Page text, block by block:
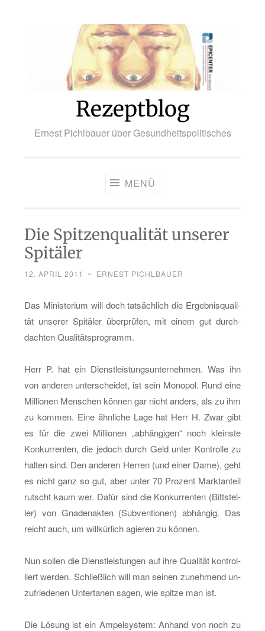
Rezeptblog
Ernest Pichlbauer über Gesundheitspolitisches
MENÜ
Die Spitzenqualität unserer
Spitäler
12. APRIL 2011 ~ ERNEST PICHLBAUER
Das Mi­nis­te­ri­um will doch tat­säch­lich die Er­geb­nis­qua­li­
tät un­se­rer Spi­tä­ler über­prü­fen, mit einem gut durch­
dach­ten Qua­li­täts­pro­gramm.
Herr P. hat ein Dienst­leis­tungs­un­ter­neh­men. Was ihn
von an­de­ren un­ter­schei­det, ist sein Mo­no­pol. Rund eine
Mil­lio­nen Men­schen kön­nen gar nicht an­ders, als zu ihm
zu kom­men. Eine ähn­li­che Lage hat Herr H. Zwar gibt
es für die zwei Mil­lio­nen „ab­hän­gi­gen“ noch kleins­te
Kon­kur­ren­ten, die je­doch durch Geld unter Kon­trol­le zu
hal­ten sind. Den an­de­ren Her­ren (und einer Dame), geht
es nicht ganz so gut, aber unter 70 Pro­zent Markt­an­teil
rutscht kaum wer. Dafür sind die Kon­kur­ren­ten (Bitt­stel­
ler) von Gna­den­ak­ten (Sub­ven­tio­nen) ab­hän­gig. Das
reicht auch, um will­kür­lich agie­ren zu kön­nen.
Nun sol­len die Dienst­leis­tun­gen auf ihre Qua­li­tät kon­trol­
liert wer­den. Schließ­lich will man sei­nen zu­neh­mend un­
zu­frie­de­nen Un­ter­ta­nen sagen, wie spit­ze man ist.
Die Lö­sung ist ein Am­pel­sys­tem: An­hand von noch zu